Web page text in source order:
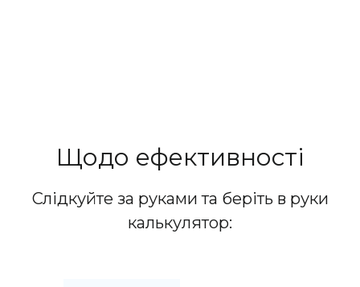
Щодо ефективності
Слідкуйте за руками та беріть в руки
калькулятор: